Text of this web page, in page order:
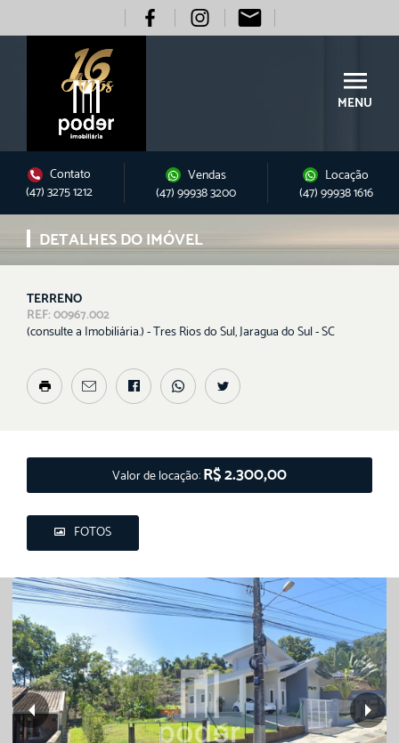
MENU
Contato
(47) 3275 1212
Vendas
(47) 99938 3200
Locação
(47) 99938 1616
DETALHES DO IMÓVEL
TERRENO
REF: 00967.002
(consulte a Imobiliária.) - Tres Rios do Sul, Jaragua do Sul - SC
FOTOS
Valor de locação:R$ 2.300,00